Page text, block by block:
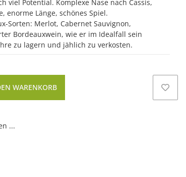
viel Potential. Komplexe Nase nach Cassis,
enorme Länge, schönes Spiel.
Sorten: Merlot, Cabernet Sauvignon,
Bordeauxwein, wie er im Idealfall sein
zu lagern und jählich zu verkosten.
WARENKORB
...